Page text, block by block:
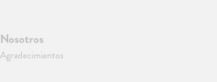
Nosotros
Agradecimientos